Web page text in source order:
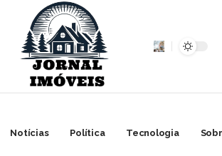
Notícias Política Tecnologia